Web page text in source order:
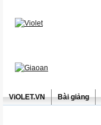
ViOLET.VN Bài giảng